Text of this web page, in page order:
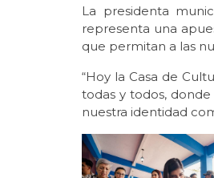
La presidenta
representa una
que permitan a las
“Hoy la Casa de
todas y todos,
nuestra identidad